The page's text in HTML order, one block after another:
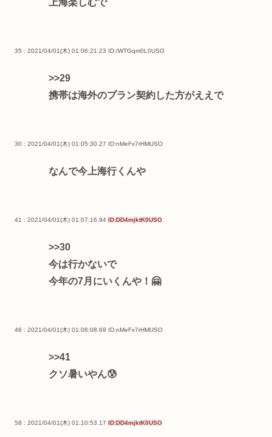
35 : 2021/04/01(木) 01:06:21.23 ID:/WTGqm0L0USO
>>29
携帯は海外のプラン契約した方がええで
30 : 2021/04/01(木) 01:05:30.27 ID:nMeFx7rHMUSO
なんで今上海行くんや
41 : 2021/04/01(木) 01:07:16.94 ID:DD4mjktK0USO
>>30
今は行かないで
今年の7月にいくんや！🤗
46 : 2021/04/01(木) 01:08:08.69 ID:nMeFx7rHMUSO
>>41
クソ暑いやん😰
58 : 2021/04/01(木) 01:10:53.17 ID:DD4mjktK0USO